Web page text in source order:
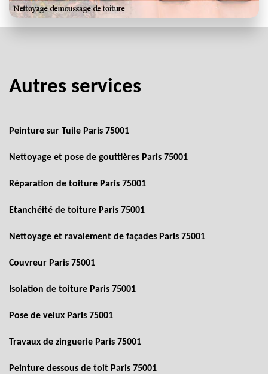
Autres services
Peinture sur Tuile Paris 75001
Nettoyage et pose de gouttières Paris 75001
Réparation de toiture Paris 75001
Etanchéité de toiture Paris 75001
Nettoyage et ravalement de façades Paris 75001
Couvreur Paris 75001
Isolation de toiture Paris 75001
Pose de velux Paris 75001
Travaux de zinguerie Paris 75001
Peinture dessous de toit Paris 75001